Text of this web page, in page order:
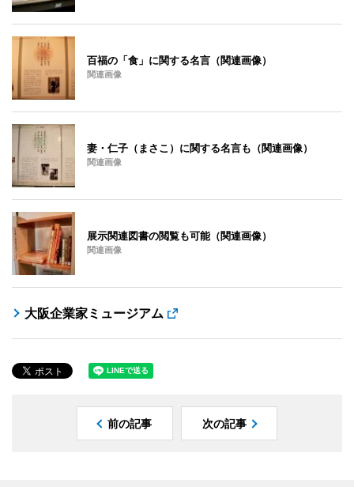
百福の「食」に関する名言（関連画像）
関連画像
妻・仁子（まさこ）に関する名言も（関連画像）
関連画像
展示関連図書の閲覧も可能（関連画像）
関連画像
大阪企業家ミュージアム
前の記事 次の記事